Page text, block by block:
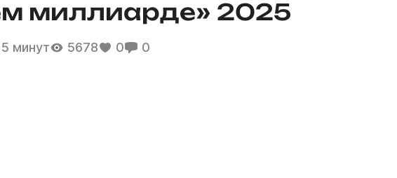
миллиарде» 2025
5 минут 5678 0 0